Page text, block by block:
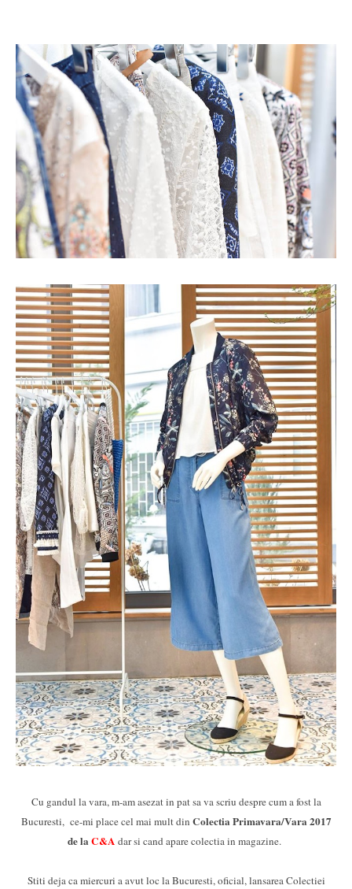
Cu gandul la vara, m-am asezat in pat sa va scriu despre cum a fost la
Bucuresti, ce-mi place cel mai mult din Colectia Primavara/Vara 2017
de laC&A dar si cand apare colectia in magazine.
Stiti deja ca miercuri a avut loc la Bucuresti, oficial, lansarea Colectiei